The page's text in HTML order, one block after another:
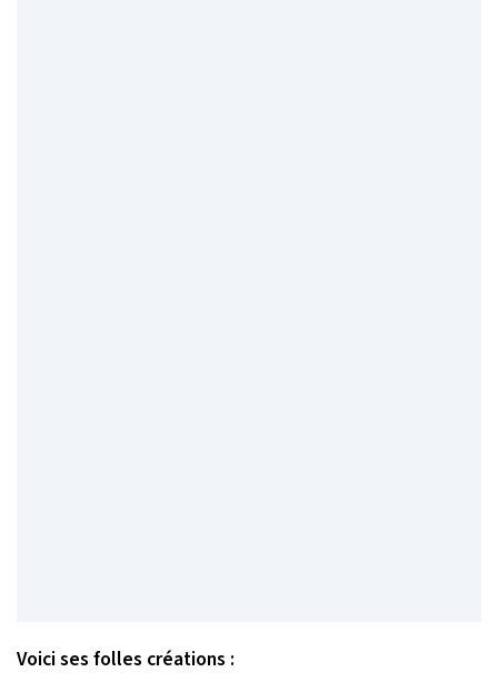
Voici ses folles créations :